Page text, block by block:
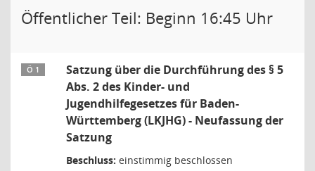
Öffentlicher Teil: Beginn 16:45 Uhr
Ö 1
Satzung über die Durchführung des § 5
Abs. 2 des Kinder- und
Jugendhilfegesetzes für Baden-
Württemberg (LKJHG) - Neufassung der
Satzung
Beschluss: einstimmig beschlossen